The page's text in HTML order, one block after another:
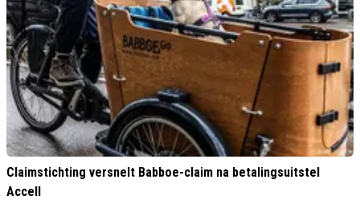
Claimstichting versnelt Babboe-claim na betalingsuitstel
Accell